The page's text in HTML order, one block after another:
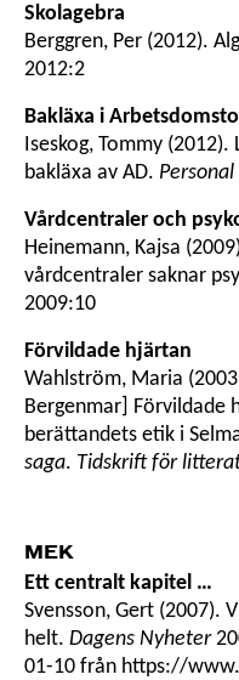
Skolagebra
Berggren, Per (2012).
2012:2
Bakläxa i
Iseskog, Tommy
bakläxa av AD.
Vårdcentraler och
Heinemann, Kajsa
vårdcentraler saknar
2009:10
Förvildade hjärtan
Wahlström, Maria
Bergenmar] Förvildade
berättandets etik i
saga. Tidskrift för
MEK
Ett centralt kapitel …
Svensson, Gert (2007).
helt. Dagens Nyheter
01-10 från https://